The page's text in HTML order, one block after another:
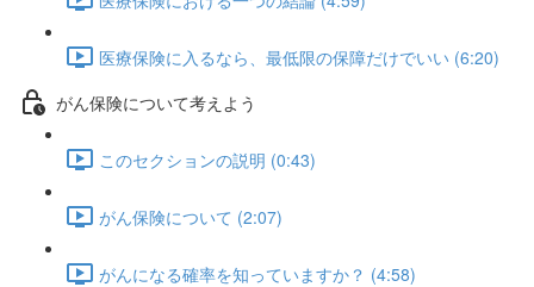
医療保険に入るなら、最低限の保障だけでいい (6:20)
がん保険について考えよう
このセクションの説明 (0:43)
がん保険について (2:07)
がんになる確率を知っていますか？ (4:58)